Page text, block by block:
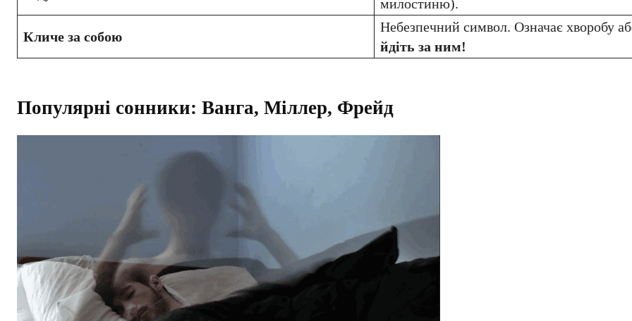
милостиню).
Кличе за собою
Небезпечний символ. Означає хворобу
йдіть за ним!
Популярні сонники: Ванга, Міллер, Фрейд